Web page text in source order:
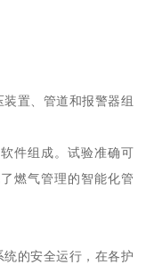
置、管道和报警器组
件组成。试验准确可
燃气管理的智能化管
的安全运行，在各护